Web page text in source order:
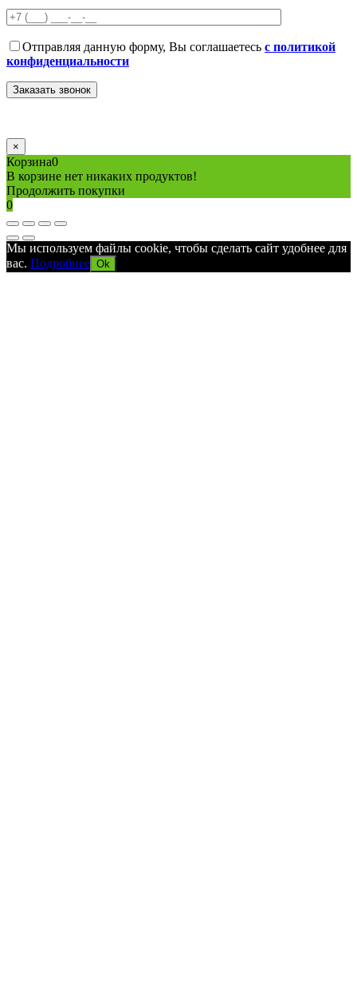
Отправляя данную форму, Вы соглашаетесь с политикой
конфиденциальности
×
Корзина0
В корзине нет никаких продуктов!
Продолжить покупки
0
Мы используем файлы cookie, чтобы сделать сайт удобнее для
вас. Подробнее Ok